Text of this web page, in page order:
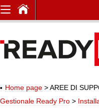
Home page > AREE DI
Gestionale Ready Pro >